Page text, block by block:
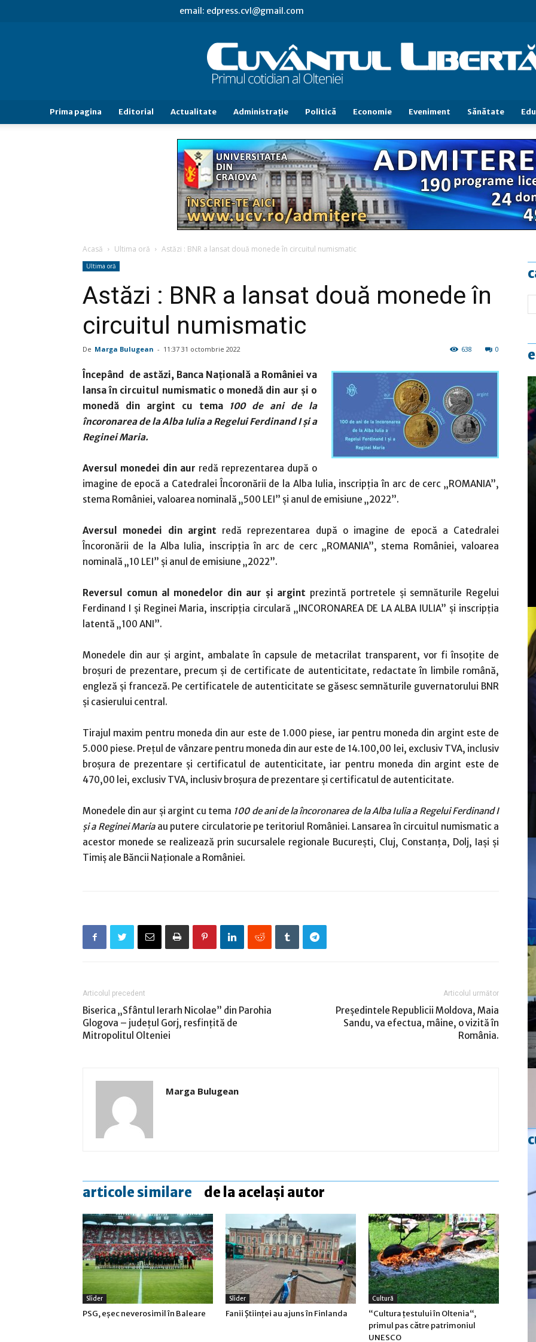
email: edpress.cvl@gmail.com
Cuvântul
Libertăţii
Prima pagina Editorial Actualitate Administraţie Politică Economie Eveniment Sănătate
Acasă Ultima oră Astăzi : BNR a lansat două monede în circuitul numismatic
Ultima oră
Astăzi : BNR a lansat două monede în
circuitul numismatic
De Marga Bulugean - 11:37 31 octombrie 2022 0
638
Începând de astăzi, Banca Naţională a României va
lansa în circuitul numismatic o monedă din aur și o
monedă din argint cu tema 100 de ani de la
încoronarea de la Alba Iulia a Regelui Ferdinand I și a
Reginei Maria.
Aversul monedei din aur redă reprezentarea după o
imagine de epocă a Catedralei Încoronării de la Alba Iulia, inscripția în arc de cerc „ROMANIA”,
stema României, valoarea nominală „500 LEI” și anul de emisiune „2022”.
Aversul monedei din argint redă reprezentarea după o imagine de epocă a Catedralei
Încoronării de la Alba Iulia, inscripția în arc de cerc „ROMANIA”, stema României, valoarea
nominală „10 LEI” și anul de emisiune „2022”.
Reversul comun al monedelor din aur și argint prezintă portretele și semnăturile Regelui
Ferdinand I și Reginei Maria, inscripția circulară „INCORONAREA DE LA ALBA IULIA” și inscripția
latentă „100 ANI”.
Monedele din aur și argint, ambalate în capsule de metacrilat transparent, vor fi însoţite de
broşuri de prezentare, precum și de certificate de autenticitate, redactate în limbile română,
engleză şi franceză. Pe certificatele de autenticitate se găsesc semnăturile guvernatorului BNR
şi casierului central.
Tirajul maxim pentru moneda din aur este de 1.000 piese, iar pentru moneda din argint este de
5.000 piese. Preţul de vânzare pentru moneda din aur este de 14.100,00 lei, exclusiv TVA, inclusiv
broșura de prezentare și certificatul de autenticitate, iar pentru moneda din argint este de
470,00 lei, exclusiv TVA, inclusiv broșura de prezentare și certificatul de autenticitate.
Monedele din aur și argint cu tema 100 de ani de la încoronarea de la Alba Iulia a Regelui Ferdinand I
și a Reginei Maria au putere circulatorie pe teritoriul României. Lansarea în circuitul numismatic a
acestor monede se realizează prin sucursalele regionale Bucureşti, Cluj, Constanța, Dolj, Iaşi şi
Timiş ale Băncii Naţionale a României.
Articolul precedent
Biserica „Sfântul Ierarh Nicolae” din Parohia
Glogova – județul Gorj, resfințită de
Mitropolitul Olteniei
Articolul următor
Preşedintele Republicii Moldova, Maia
Sandu, va efectua, mâine, o vizită în
România.
Marga Bulugean
articole similare de la același autor
Slider
PSG, eşec neverosimil în Baleare
Slider
Fanii Ştiinţei au ajuns în Finlanda
Cultură
“Cultura țestului în Oltenia“,
primul pas către patrimoniul
UNESCO